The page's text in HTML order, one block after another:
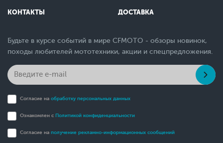
КОНТАКТЫ ДОСТАВКА
Будьте в курсе событий в мире CFMOTO - обзоры новинок,
походы любителей мототехники, акции и спецпредложения.
Согласие на обработку персональных данных
Ознакомлен с Политикой конфиденциальности
Согласие на получение рекламно-информационных сообщений